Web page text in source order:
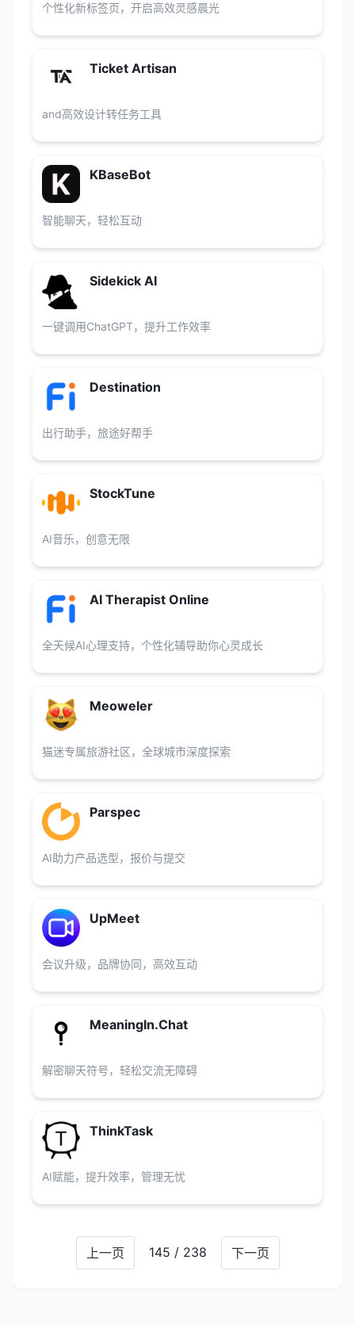
个性化新标签页，开启高效灵感晨光
Ticket Artisan
and高效设计转任务工具
KBaseBot
智能聊天，轻松互动
Sidekick AI
一键调用ChatGPT，提升工作效率
Destination
出行助手，旅途好帮手
StockTune
AI音乐，创意无限
AI Therapist Online
全天候AI心理支持，个性化辅导助你心灵成长
Meoweler
猫迷专属旅游社区，全球城市深度探索
Parspec
AI助力产品选型，报价与提交
UpMeet
会议升级，品牌协同，高效互动
MeaningIn.Chat
解密聊天符号，轻松交流无障碍
ThinkTask
AI赋能，提升效率，管理无忧
上一页 145 / 238 下一页